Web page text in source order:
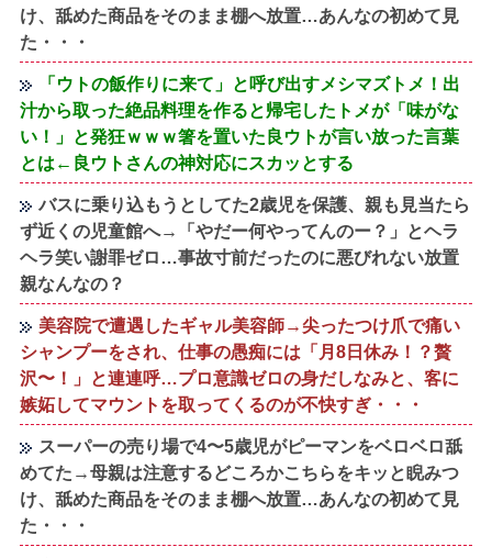
け、舐めた商品をそのまま棚へ放置…あんなの初めて見
た・・・
「ウトの飯作りに来て」と呼び出すメシマズトメ！出
汁から取った絶品料理を作ると帰宅したトメが「味がな
い！」と発狂ｗｗｗ箸を置いた良ウトが言い放った言葉
とは←良ウトさんの神対応にスカッとする
バスに乗り込もうとしてた2歳児を保護、親も見当たら
ず近くの児童館へ→「やだー何やってんのー？」とヘラ
ヘラ笑い謝罪ゼロ…事故寸前だったのに悪びれない放置
親なんなの？
美容院で遭遇したギャル美容師→尖ったつけ爪で痛い
シャンプーをされ、仕事の愚痴には「月8日休み！？贅
沢〜！」と連連呼…プロ意識ゼロの身だしなみと、客に
嫉妬してマウントを取ってくるのが不快すぎ・・・
スーパーの売り場で4〜5歳児がピーマンをベロベロ舐
めてた→母親は注意するどころかこちらをキッと睨みつ
け、舐めた商品をそのまま棚へ放置…あんなの初めて見
た・・・